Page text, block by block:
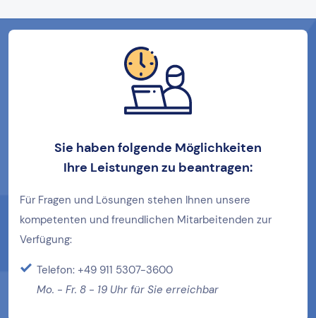
Sie haben folgende Möglichkeiten
Ihre Leistungen zu beantragen:
Für Fragen und Lösungen stehen Ihnen unsere
kompetenten und freundlichen Mitarbeitenden zur
Verfügung:
Telefon: +49 911 5307-3600
Mo. - Fr. 8 - 19 Uhr für Sie erreichbar